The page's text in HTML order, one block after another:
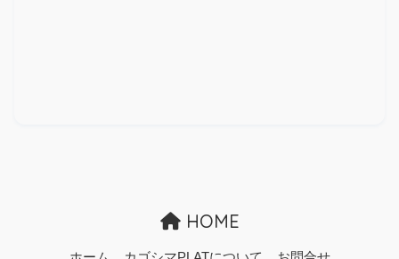
HOME